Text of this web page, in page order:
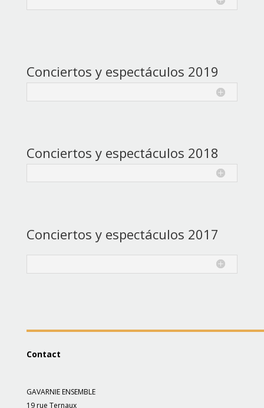
Conciertos y espectáculos 2019
Conciertos y espectáculos 2018
Conciertos y espectáculos 2017
Contact
GAVARNIE ENSEMBLE
19 rue Ternaux